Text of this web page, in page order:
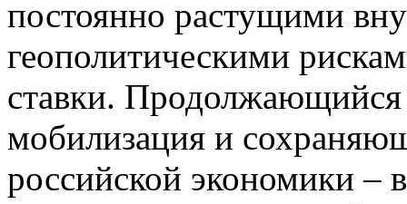
постоянно растущими
геополитическими
ставки.
мобилизация и
российской экономики –